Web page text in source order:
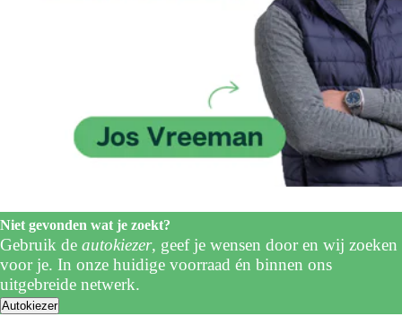
Niet gevonden wat je zoekt?
Gebruik de autokiezer, geef je wensen door en wij zoeken
voor je. In onze huidige voorraad én binnen ons
uitgebreide netwerk.
Autokiezer